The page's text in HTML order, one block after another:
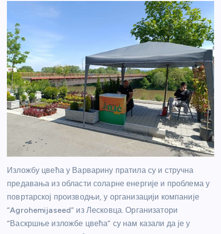
Изложбу цвећа у Варварину пратила су и стручна
предавања из области соларне енергије и проблема у
повртарској производњи, у организацији компаније
“Agrohemijaseed” из Лесковца. Организатори
“Васкршње изложбе цвећа” су нам казали да је у